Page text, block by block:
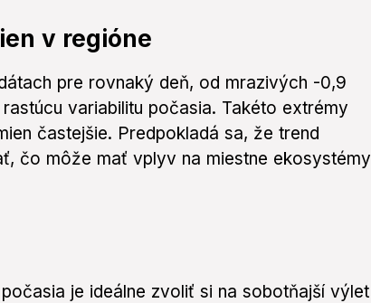
v regióne
pre rovnaký deň, od mrazivých -0,9
variabilitu počasia. Takéto extrémy
častejšie. Predpokladá sa, že trend
čo môže mať vplyv na miestne ekosystémy
je ideálne zvoliť si na sobotňajší výlet